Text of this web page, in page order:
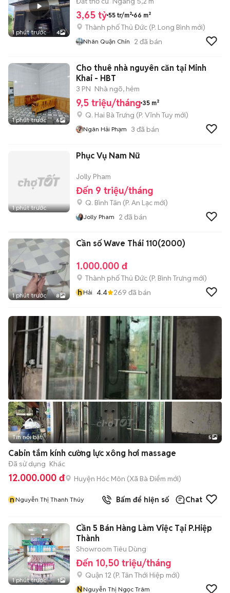
1 phút trước 4
3,65 tỷ 55 tr/m² 66 m²
Thành phố Thủ Đức (P. Long Bình mới)
Nhân Quận Chín 2 đã bán
1 phút trước 6
Cho thuê nhà nguyên căn tại Minh
Khai - HBT
3 PN Nhà ngõ, hẻm
9,5 triệu/tháng 35 m²
Q. Hai Bà Trưng (P. Vĩnh Tuy mới)
Ngân Hải Phạm 3 đã bán
1 phút trước
Phục Vụ Nam Nữ
Jolly Pham
Đến 9 triệu/tháng
Q. Bình Tân (P. An Lạc mới)
Jolly Pham 2 đã bán
1 phút trước 8
Cần số Wave Thái 110(2000)
1.000.000 đ
Thành phố Thủ Đức (P. Bình Trưng mới)
hHải 4.4 269 đã bán
Tin nổi bật 5
Cabin tắm kính cường lực xông hơi massage
Đã sử dụng Khác
12.000.000 đ Huyện Hóc Môn (Xã Bà Điểm mới)
nNguyễn Thị Thanh Thúy Bấm để hiện số Chat
1 phút trước 1
Cần 5 Bán Hàng Làm Việc Tại P.Hiệp
Thành
Showroom Tiêu Dùng
Đến 10,50 triệu/tháng
Quận 12 (P. Tân Thới Hiệp mới)
NNguyễn Thị Ngọc Trâm